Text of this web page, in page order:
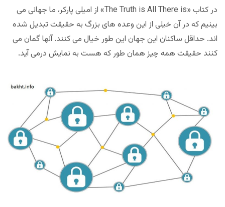
در کتاب «The Truth is All There is» از امیلی پارکر، ما جهانی می
بینیم که در آن خیلی از این وعده های بزرگ به حقیقت تبدیل شده
اند. حداقل ساکنان این جهان این طور خیال می کنند. آنها گمان می
کنند حقیقت همه چیز همان طور که هست به نمایش درمی آید.